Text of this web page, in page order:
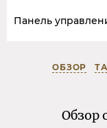
Панель
ОБЗОР
Обзор